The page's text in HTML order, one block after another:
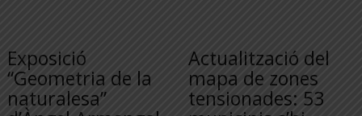
Exposició
“Geometria de la
naturalesa”
Actualització del
mapa de zones
tensionades: 53